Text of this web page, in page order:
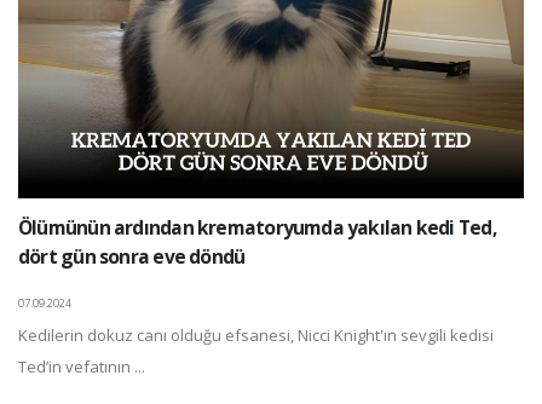
Ölümünün ardından krematoryumda yakılan kedi Ted,
dört gün sonra eve döndü
07.09.2024
Kedilerin dokuz canı olduğu efsanesi, Nicci Knight'ın sevgili kedisi
Ted’in vefatının ...